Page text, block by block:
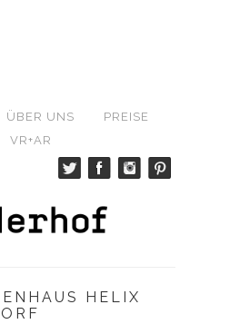
ÜBER UNS
PREISE
VR+AR
HELIX